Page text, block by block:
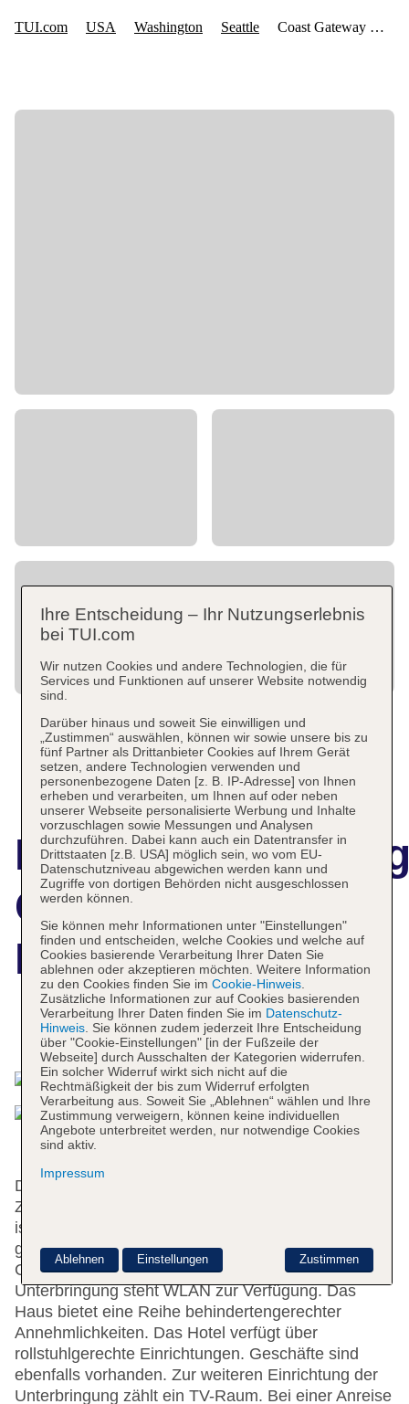
Coast Gateway
Hotel
Das bietet Ihre Unterkunft
Das Hotel mit einem Aufzug verfügt über 143
Zimmer. Das freundliche Personal an der Rezeption
ist gerne bei allen Fragen behilflich. Zur Einrichtung
gehören eine Gepäckaufbewahrung, ein Safe, ein
Geldautomat und ein Getränkeautomat. In der
Unterbringung steht WLAN zur Verfügung. Das
Haus bietet eine Reihe behindertengerechter
Annehmlichkeiten. Das Hotel verfügt über
rollstuhlgerechte Einrichtungen. Geschäfte sind
ebenfalls vorhanden. Zur weiteren Einrichtung der
Unterbringung zählt ein TV-Raum. Bei einer Anreise
Ihre Entscheidung – Ihr Nutzungserlebnis
bei TUI.com
Wir nutzen Cookies und andere Technologien, die für
Services und Funktionen auf unserer Website notwendig
sind.
Darüber hinaus und soweit Sie einwilligen und
„Zustimmen“ auswählen, können wir sowie unsere bis zu
fünf Partner als Drittanbieter Cookies auf Ihrem Gerät
setzen, andere Technologien verwenden und
personenbezogene Daten [z. B. IP-Adresse] von Ihnen
erheben und verarbeiten, um Ihnen auf oder neben
unserer Webseite personalisierte Werbung und Inhalte
vorzuschlagen sowie Messungen und Analysen
durchzuführen. Dabei kann auch ein Datentransfer in
Drittstaaten [z.B. USA] möglich sein, wo vom EU-
Datenschutzniveau abgewichen werden kann und
Zugriffe von dortigen Behörden nicht ausgeschlossen
werden können.
Sie können mehr Informationen unter "Einstellungen"
finden und entscheiden, welche Cookies und welche auf
Cookies basierende Verarbeitung Ihrer Daten Sie
ablehnen oder akzeptieren möchten. Weitere Information
zu den Cookies finden Sie im Cookie-Hinweis.
Zusätzliche Informationen zur auf Cookies basierenden
Verarbeitung Ihrer Daten finden Sie im Datenschutz-
Hinweis. Sie können zudem jederzeit Ihre Entscheidung
über "Cookie-Einstellungen" [in der Fußzeile der
Webseite] durch Ausschalten der Kategorien widerrufen.
Ein solcher Widerruf wirkt sich nicht auf die
Rechtmäßigkeit der bis zum Widerruf erfolgten
Verarbeitung aus. Soweit Sie „Ablehnen“ wählen und Ihre
Zustimmung verweigern, können keine individuellen
Angebote unterbreitet werden, nur notwendige Cookies
sind aktiv.
Impressum
Zustimmen
Ablehnen Einstellungen